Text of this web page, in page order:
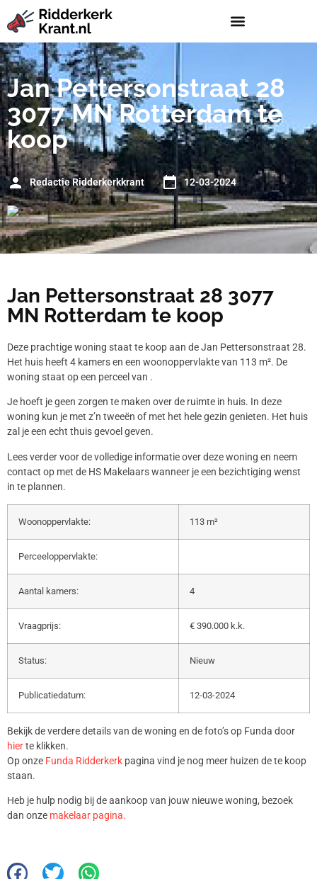
Jan Pettersonstraat 28
3077 MN Rotterdam te
koop
Redactie Ridderkerkkrant 12-03-2024
Jan Pettersonstraat 28 3077
MN Rotterdam te koop
Deze prachtige woning staat te koop aan de Jan Pettersonstraat 28.
Het huis heeft 4 kamers en een woonoppervlakte van 113 m². De
woning staat op een perceel van .
Je hoeft je geen zorgen te maken over de ruimte in huis. In deze
woning kun je met z’n tweeën of met het hele gezin genieten. Het huis
zal je een echt thuis gevoel geven.
Lees verder voor de volledige informatie over deze woning en neem
contact op met de HS Makelaars wanneer je een bezichtiging wenst
in te plannen.
Woonoppervlakte: 113 m²
Perceeloppervlakte:
Aantal kamers: 4
Vraagprijs: € 390.000 k.k.
Status: Nieuw
Publicatiedatum: 12-03-2024
Bekijk de verdere details van de woning en de foto’s op Funda door
hierte klikken.
Op onze Funda Ridderkerk pagina vind je nog meer huizen de te koop
staan.
Heb je hulp nodig bij de aankoop van jouw nieuwe woning, bezoek
dan onze makelaar pagina.